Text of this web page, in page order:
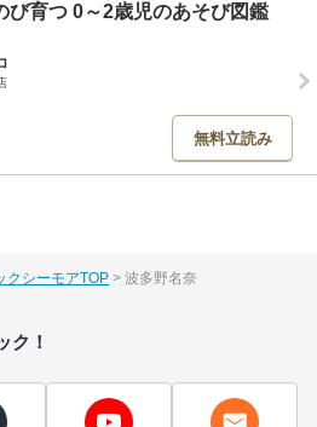
び育つ 0～2歳児のあそび図鑑
無料立読み
クシーモアTOP 波多野名奈
ク！